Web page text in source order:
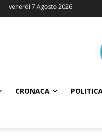
venerdì 7 Agosto 2026
CRONACA